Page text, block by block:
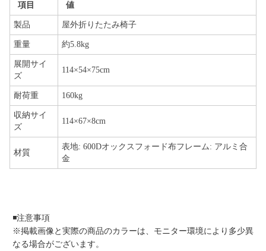
項目 値
製品 屋外折りたたみ椅子
重量 約5.8kg
展開サイ
ズ
114×54×75cm
耐荷重 160kg
収納サイ
ズ
114×67×8cm
材質
表地: 600Dオックスフォード布フレーム: アルミ合
金
◾️注意事項
※掲載画像と実際の商品のカラーは、モニター環境により多少異
なる場合がございます。